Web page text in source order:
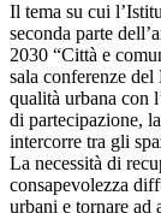
Il tema su cui
seconda parte
2030 “Città e
sala conferenze
qualità urbana con
di partecipazione,
intercorre tra gli
La necessità di
consapevolezza
urbani e tornare ad